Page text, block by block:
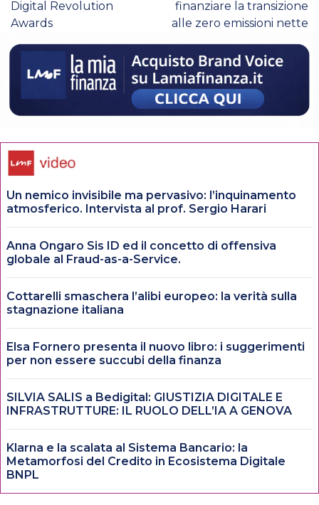
Digital Revolution
Awards
finanziare la transizione
alle zero emissioni nette
Un nemico invisibile ma pervasivo: l’inquinamento
atmosferico. Intervista al prof. Sergio Harari
Anna Ongaro Sis ID ed il concetto di offensiva
globale al Fraud-as-a-Service.
Cottarelli smaschera l’alibi europeo: la verità sulla
stagnazione italiana
Elsa Fornero presenta il nuovo libro: i suggerimenti
per non essere succubi della finanza
SILVIA SALIS a Bedigital: GIUSTIZIA DIGITALE E
INFRASTRUTTURE: IL RUOLO DELL’IA A GENOVA
Klarna e la scalata al Sistema Bancario: la
Metamorfosi del Credito in Ecosistema Digitale
BNPL